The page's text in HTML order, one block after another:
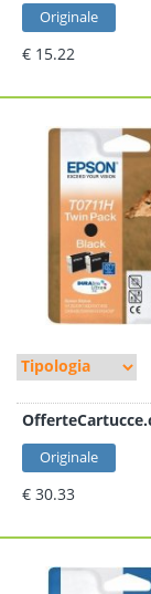
Originale
€ 15.22
Originale
€ 30.33